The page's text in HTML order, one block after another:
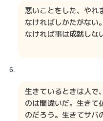
悪いことをした、やれ
なければしかたがない
なければ事は成就しな
生きているときは人で
のは間違いだ。生きて
のだろう。生きてサバ